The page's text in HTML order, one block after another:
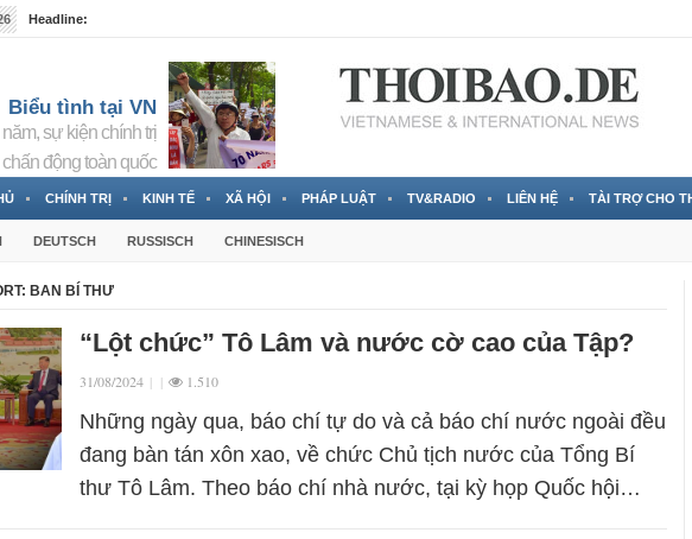
Headline:
Biểu tình tại VN
sự kiện chính trị
chấn động toàn quốc
CHÍNH TRỊ KINH TẾ XÃ HỘI PHÁP LUẬT TV&RADIO LIÊN HỆ TÀI TRỢ CHO
DEUTSCH RUSSISCH CHINESISCH
BAN BÍ THƯ
“Lột chức” Tô Lâm và nước cờ cao của Tập?
31/08/2024 | | 1.510
Những ngày qua, báo chí tự do và cả báo chí nước ngoài đều
đang bàn tán xôn xao, về chức Chủ tịch nước của Tổng Bí
thư Tô Lâm. Theo báo chí nhà nước, tại kỳ họp Quốc hội…